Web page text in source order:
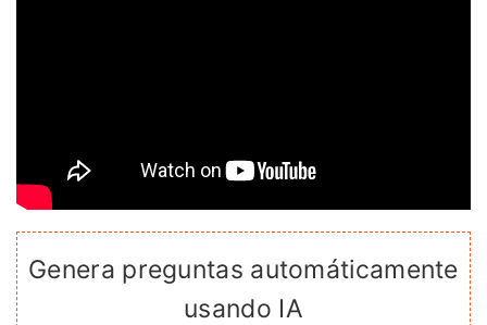
Genera preguntas automáticamente
usando IA